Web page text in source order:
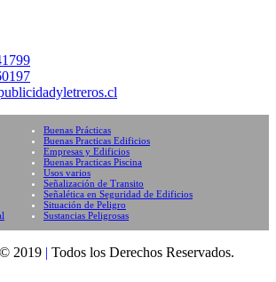
Buenas Prácticas
Buenas Practicas Edificios
Empresas y Edificios
Buenas Practicas Piscina
Usos varios
Señalización de Transito
Señalética en Seguridad de Edificios
Situación de Peligro
Sustancias Peligrosas
2019 | Todos los Derechos Reservados.